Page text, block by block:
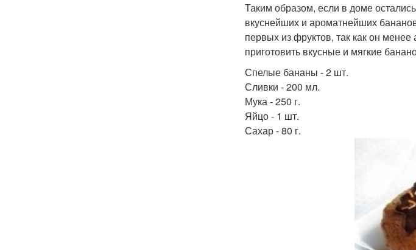
Таким образом, если в доме
вкуснейших и ароматнейших
первых из фруктов, так как он
приготовить вкусные и мягкие
Спелые бананы - 2 шт.
Сливки - 200 мл.
Мука - 250 г.
Яйцо - 1 шт.
Сахар - 80 г.